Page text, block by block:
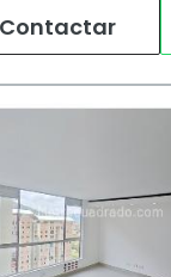
Contactar